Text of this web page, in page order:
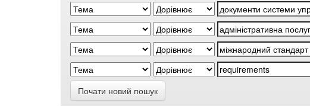
Почати новий пошук